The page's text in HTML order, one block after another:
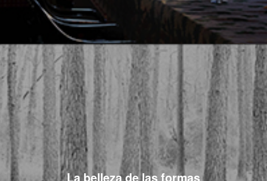
La belleza de las formas